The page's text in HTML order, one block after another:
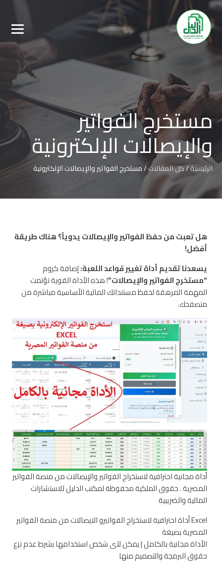
مستخرج الفواتير
والإيصالات الإلكترونية
الرئيسية/كل المقالات/مستخرج الفواتير والإيصالات الإلكترونية
هل تعبت من حفظ الفواتير والإيصالات يدوياً؟ هناك طريقة
أفضل!
يسعدنا تقديم أداة تغيير قواعد اللعبة:إضافة كروم
“مستخرج الفواتير والإيصالات”! هذه الأداة القوية تؤتمت
المهمة المرهقة لحفظ مستنداتك المالية الأساسية مباشرة من
متصفحك.
أداة مجانية احترافية لاستخراج الفواتير والإيصالات من منصة الفواتير
المصرية . حقوق الملكية محفوظة لمكتب الدليل للاستشارات
المالية والضريبية
Excel أداة احترافية لاستخراج الفواتيرو الايصالات من منصة الفواتير
المصرية بصيغة
الأداة مجانية بالكامل | يمكن لآى شخص استخدامها بشرط عدم نزع
حقوق البرمجة والتصميم منها